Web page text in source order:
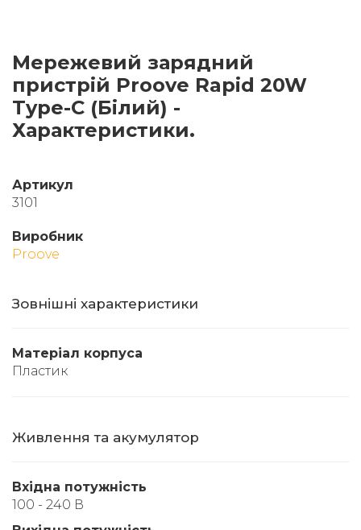
Мережевий зарядний
пристрій Proove Rapid 20W
Type-C (Білий) -
Характеристики.
Артикул
3101
Виробник
Proove
Зовнішні характеристики
Матеріал корпуса
Пластик
Живлення та акумулятор
Вхідна потужність
100 - 240 В